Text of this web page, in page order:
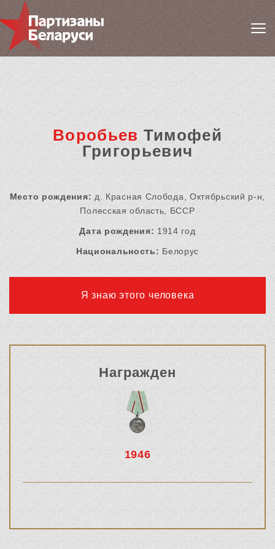
Воробьев Тимофей
Григорьевич
Место рождения: д. Красная Слобода, Октябрьский р-н,
Полесская область, БССР
Дата рождения: 1914 год
Национальность: Белорус
Я знаю этого человека
Награжден
1946